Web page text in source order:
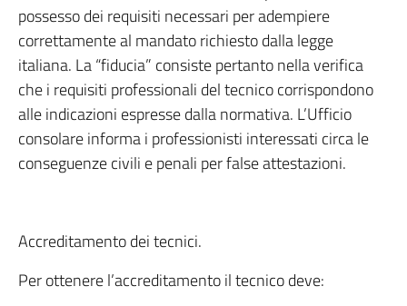
possesso dei requisiti necessari per adempiere
correttamente al mandato richiesto dalla legge
italiana. La “fiducia” consiste pertanto nella verifica
che i requisiti professionali del tecnico corrispondono
alle indicazioni espresse dalla normativa. L’Ufficio
consolare informa i professionisti interessati circa le
conseguenze civili e penali per false attestazioni.
Accreditamento dei tecnici.
Per ottenere l’accreditamento il tecnico deve: